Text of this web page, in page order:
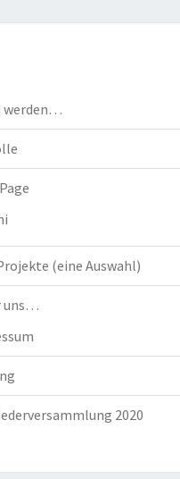
werden…
(eine Auswahl)
uns…
2020